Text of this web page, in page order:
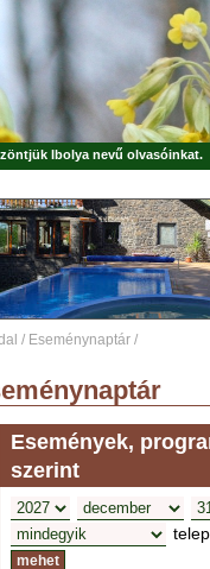
Ibolya nevű olvasóinkat.
/ Eseménynaptár /
Események,
szerint